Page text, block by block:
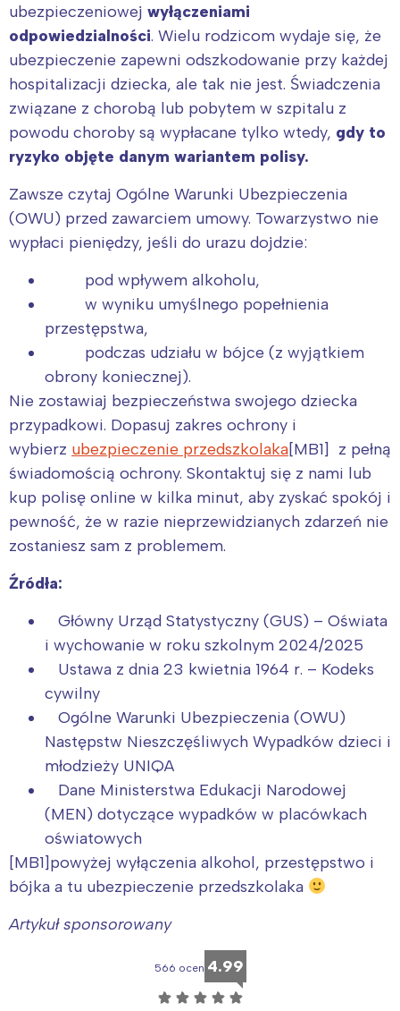
ubezpieczeniowej wyłączeniami
odpowiedzialności. Wielu rodzicom wydaje się, że
ubezpieczenie zapewni odszkodowanie przy każdej
hospitalizacji dziecka, ale tak nie jest. Świadczenia
związane z chorobą lub pobytem w szpitalu z
powodu choroby są wypłacane tylko wtedy, gdy to
ryzyko objęte danym wariantem polisy.
Zawsze czytaj Ogólne Warunki Ubezpieczenia
(OWU) przed zawarciem umowy. Towarzystwo nie
wypłaci pieniędzy, jeśli do urazu dojdzie:
pod wpływem alkoholu,
w wyniku umyślnego popełnienia
przestępstwa,
podczas udziału w bójce (z wyjątkiem
obrony koniecznej).
Nie zostawiaj bezpieczeństwa swojego dziecka
przypadkowi. Dopasuj zakres ochrony i
wybierz ubezpieczenie przedszkolaka[MB1] z pełną
świadomością ochrony. Skontaktuj się z nami lub
kup polisę online w kilka minut, aby zyskać spokój i
pewność, że w razie nieprzewidzianych zdarzeń nie
zostaniesz sam z problemem.
Źródła:
Główny Urząd Statystyczny (GUS) – Oświata
i wychowanie w roku szkolnym 2024/2025
Ustawa z dnia 23 kwietnia 1964 r. – Kodeks
cywilny
Ogólne Warunki Ubezpieczenia (OWU)
Następstw Nieszczęśliwych Wypadków dzieci i
młodzieży UNIQA
Dane Ministerstwa Edukacji Narodowej
(MEN) dotyczące wypadków w placówkach
oświatowych
[MB1]powyżej wyłączenia alkohol, przestępstwo i
bójka a tu ubezpieczenie przedszkolaka
Artykuł sponsorowany
566 ocen 4.99
☆ ☆ ☆ ☆ ☆
Wybieram